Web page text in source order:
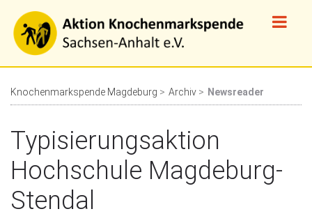
Knochenmarkspende Magdeburg Archiv Newsreader
Typisierungsaktion
Hochschule Magdeburg-
Stendal